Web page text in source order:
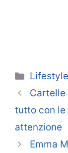
Categorie
Lifestyle
Cartelle
tutto con le
attenzione
Emma